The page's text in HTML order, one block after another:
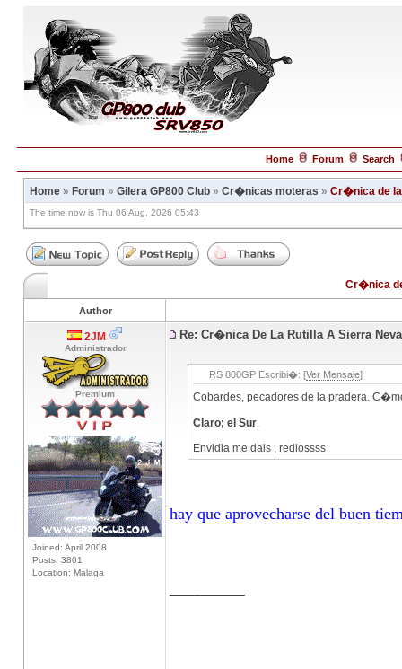
Home Forum Search
Home » Forum » Gilera GP800 Club » Cr�nicas moteras » Cr�nica de
The time now is Thu 06 Aug, 2026 05:43
Cr�nica
Author
2JM
Administrador
Premium
Joined: April 2008
Posts: 3801
Location: Malaga
Re: Cr�nica De La Rutilla A Sierra
RS 800GP Escribi�: [Ver Mensaje]
Cobardes, pecadores de la pradera.
Claro; el Sur.
Envidia me dais , rediossss
hay que aprovecharse del buen